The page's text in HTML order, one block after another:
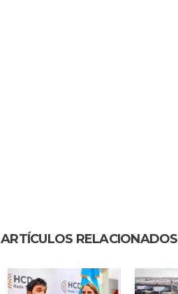
ARTÍCULOS RELACIONADOS